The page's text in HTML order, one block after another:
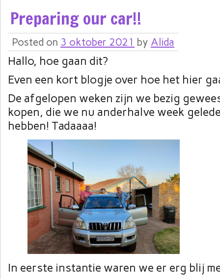
Preparing our car!!
Posted on 3 oktober 2021 by Alida
Hallo, hoe gaan dit?
Even een kort blogje over hoe het hier
De afgelopen weken zijn we bezig
kopen, die we nu anderhalve week
hebben! Tadaaaa!
In eerste instantie waren we er erg blij